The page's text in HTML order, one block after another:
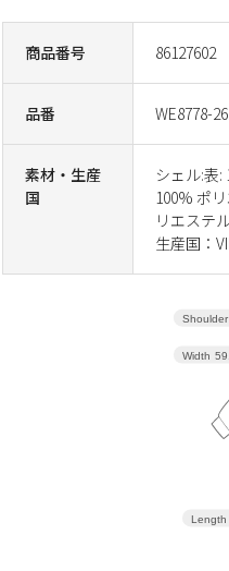
商品番号 86127602
品番 WE8778-
素材・生産
国
シェル:表
100% ポ
リエステ
生産国：
Length
Width